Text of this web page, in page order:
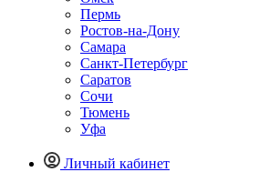
Пермь
Ростов-на-Дону
Самара
Санкт-Петербург
Саратов
Сочи
Тюмень
Уфа
Личный кабинет